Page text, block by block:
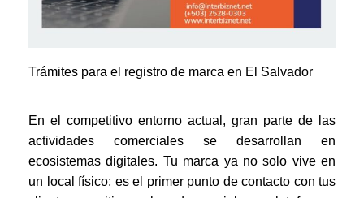
Trámites para el registro de marca en El Salvador
En el competitivo entorno actual, gran parte de las
actividades comerciales se desarrollan en
ecosistemas digitales. Tu marca ya no solo vive en
un local físico; es el primer punto de contacto con tus